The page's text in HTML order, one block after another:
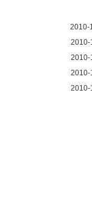
2010-
2010-
2010-
2010-
2010-